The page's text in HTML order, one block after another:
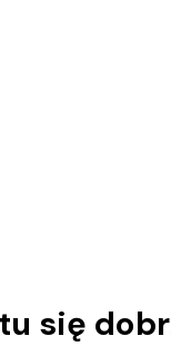
się